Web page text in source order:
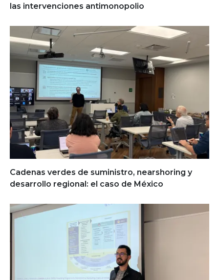
las intervenciones antimonopolio
Cadenas verdes de suministro, nearshoring y
desarrollo regional: el caso de México